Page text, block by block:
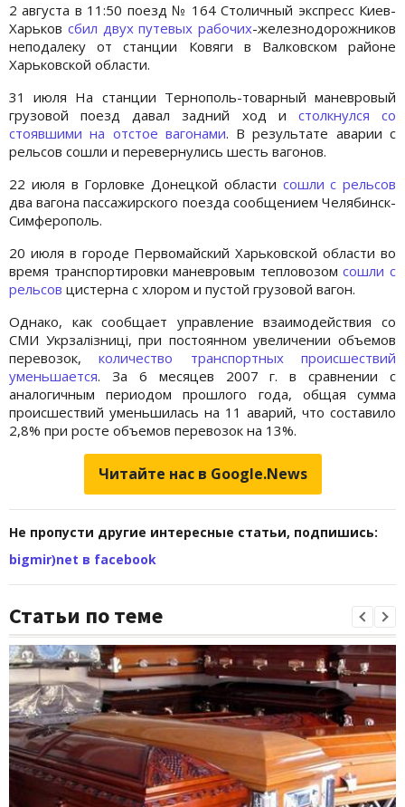
2 августа в 11:50 поезд № 164 Столичный экспресс Киев-
Харьков сбил двух путевых рабочих-железнодорожников
неподалеку от станции Ковяги в Валковском районе
Харьковской области.
31 июля На станции Тернополь-товарный маневровый
грузовой поезд давал задний ход и столкнулся со
стоявшими на отстое вагонами. В результате аварии с
рельсов сошли и перевернулись шесть вагонов.
22 июля в Горловке Донецкой области сошли с рельсов
два вагона пассажирского поезда сообщением Челябинск-
Симферополь.
20 июля в городе Первомайский Харьковской области во
время транспортировки маневровым тепловозомсошли с
рельсов цистерна с хлором и пустой грузовой вагон.
Однако, как сообщает управление взаимодействия со
СМИ Укрзалізниці, при постоянном увеличении объемов
перевозок,количество транспортных происшествий
уменьшается. За 6 месяцев 2007 г. в сравнении с
аналогичным периодом прошлого года, общая сумма
происшествий уменьшилась на 11 аварий, что составило
2,8% при росте объемов перевозок на 13%.
Читайте нас в Google.News
Не пропусти другие интересные статьи, подпишись:
bigmir)net в facebook
Статьи по теме